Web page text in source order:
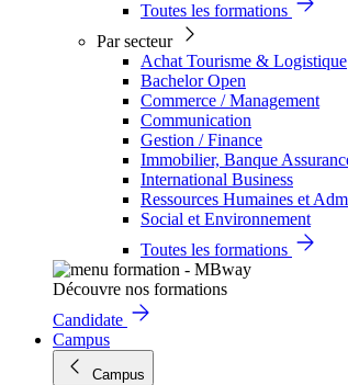
Toutes les formations
Par secteur
Achat Tourisme & Logistique
Bachelor Open
Commerce / Management
Communication
Gestion / Finance
Immobilier, Banque
International Business
Ressources Humaines et
Social et Environnement
Toutes les formations
Découvre nos formations
Candidate
Campus
Campus